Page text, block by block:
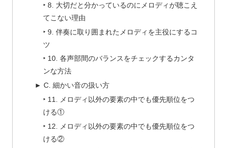
‣ 8. 大切だと分かっているのにメロディが聴こえ
てこない理由
‣ 9. 伴奏に取り囲まれたメロディを主役にするコ
ツ
‣ 10. 各声部間のバランスをチェックするカンタ
ンな方法
► C. 細かい音の扱い方
‣ 11. メロディ以外の要素の中でも優先順位をつ
ける①
‣ 12. メロディ以外の要素の中でも優先順位をつ
ける②